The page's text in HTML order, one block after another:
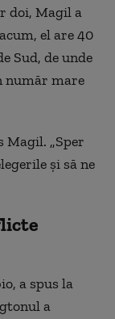
doi, Magil a
el are 40
Sud, de unde
număr mare
Magil. „Sper
și să ne
a spus la
a